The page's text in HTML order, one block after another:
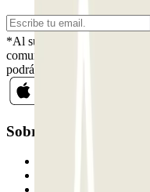
*Al suscribirte aceptas
comunicaciones
podrás darte de baja cuando
Sobre Parclick